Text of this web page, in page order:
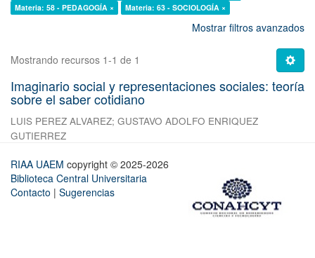
Materia: 58 - PEDAGOGÍA ×
Materia: 63 - SOCIOLOGÍA ×
Mostrar filtros avanzados
Mostrando recursos 1-1 de 1
Imaginario social y representaciones sociales: teoría
sobre el saber cotidiano
LUIS PEREZ ALVAREZ; GUSTAVO ADOLFO ENRIQUEZ
GUTIERREZ
RIAA UAEM copyright © 2025-2026
Biblioteca Central Universitaria
Contacto | Sugerencias